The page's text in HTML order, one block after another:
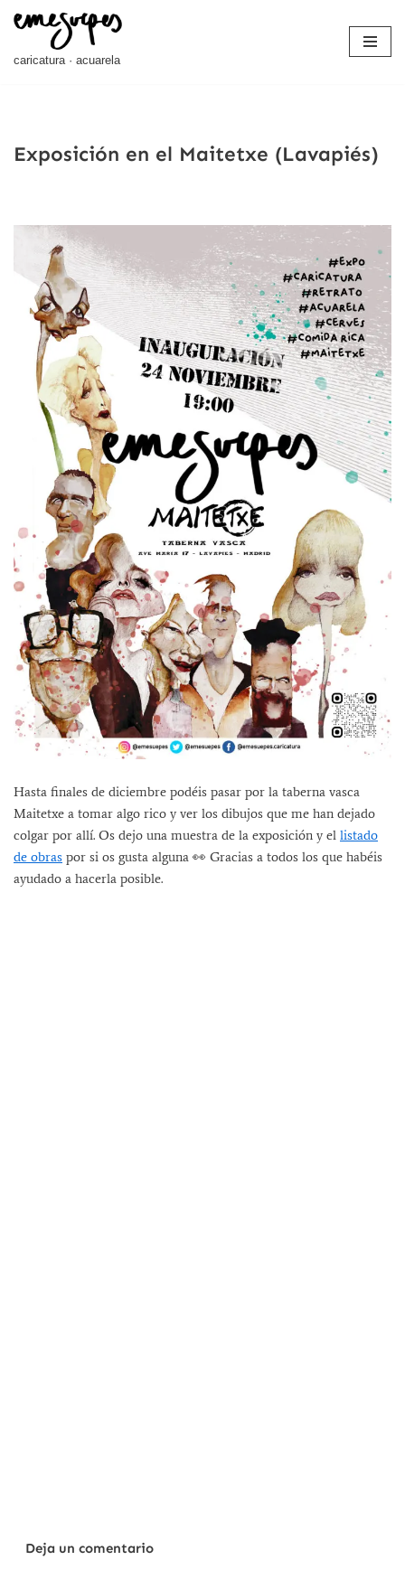
Saltar
caricatura · acuarela
Exposición en el Maitetxe (Lavapiés)
Hasta finales de diciembre podéis pasar por la taberna vasca
Maitetxe a tomar algo rico y ver los dibujos que me han dejado
colgar por allí. Os dejo una muestra de la exposición y el listado
de obras por si os gusta alguna 👀 Gracias a todos los que habéis
ayudado a hacerla posible.
Deja un comentario